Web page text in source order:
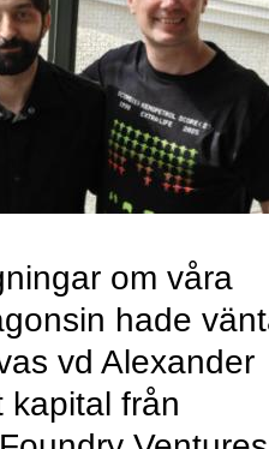
om våra
hade
vd Alexander
från